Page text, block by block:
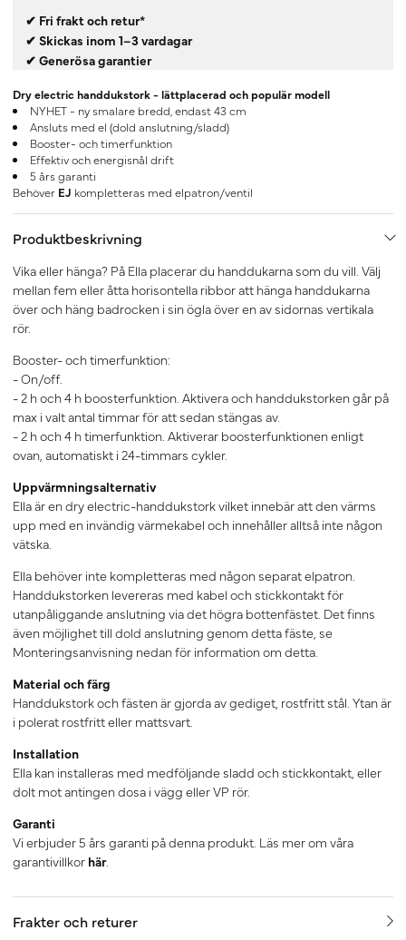
✔ Fri frakt och retur*
✔ Skickas inom 1–3 vardagar
✔ Generösa garantier
Dry electric handdukstork - lättplacerad och populär modell
NYHET - ny smalare bredd, endast 43 cm
Ansluts med el (dold anslutning/sladd)
Booster- och timerfunktion
Effektiv och energisnål drift
5 års garanti
Behöver EJ kompletteras med elpatron/ventil
Produktbeskrivning
Vika eller hänga? På Ella placerar du handdukarna som du vill. Välj
mellan fem eller åtta horisontella ribbor att hänga handdukarna
över och häng badrocken i sin ögla över en av sidornas vertikala
rör.
Booster- och timerfunktion:
- On/off.
- 2 h och 4 h boosterfunktion. Aktivera och handdukstorken går på
max i valt antal timmar för att sedan stängas av.
- 2 h och 4 h timerfunktion. Aktiverar boosterfunktionen enligt
ovan, automatiskt i 24-timmars cykler.
Uppvärmningsalternativ
Ella är en dry electric-handdukstork vilket innebär att den värms
upp med en invändig värmekabel och innehåller alltså inte någon
vätska.
Ella behöver inte kompletteras med någon separat elpatron.
Handdukstorken levereras med kabel och stickkontakt för
utanpåliggande anslutning via det högra bottenfästet. Det finns
även möjlighet till dold anslutning genom detta fäste, se
Monteringsanvisning nedan för information om detta.
Material och färg
Handdukstork och fästen är gjorda av gediget, rostfritt stål. Ytan är
i polerat rostfritt eller mattsvart.
Installation
Ella kan installeras med medföljande sladd och stickkontakt, eller
dolt mot antingen dosa i vägg eller VP rör.
Garanti
Vi erbjuder 5 års garanti på denna produkt. Läs mer om våra
garantivillkor här.
Frakter och returer